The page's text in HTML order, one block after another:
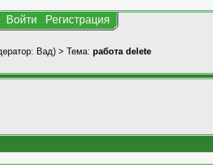
Войти Регистрация
Вад) > Тема: работа delete